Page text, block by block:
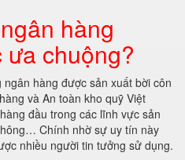
hàng
ưa chuộng?
hàng được sản xuất bời côn
và An toàn kho quỹ Việt
đầu trong các lĩnh vực sản
Chính nhờ sự uy tín này
nhiều người tin tưởng sử dụng.